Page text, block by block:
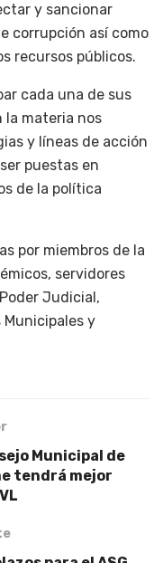
y sancionar
corrupción así como
recursos públicos.
cada una de sus
la materia nos
y líneas de acción
puestas en
de la política
por miembros de la
servidores
Judicial,
Municipales y
Municipal de
tendrá mejor